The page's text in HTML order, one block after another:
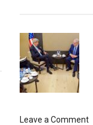
Leave a Comment